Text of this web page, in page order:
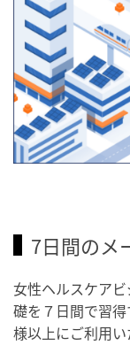
7日間のメ
女性ヘルスケア
礎を７日間で習
様以上にご利用い